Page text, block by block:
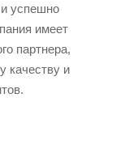
успешно
имеет
партнера,
качеству и